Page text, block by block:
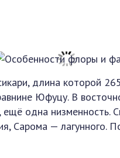
длина которой
Юфуцу. В
одна низменность.
Сарома — лагунного.